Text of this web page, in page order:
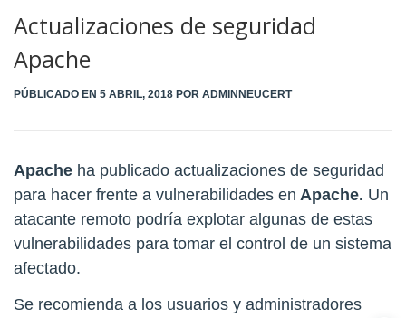
Actualizaciones de seguridad
Apache
PÚBLICADO EN 5 ABRIL, 2018 POR ADMINNEUCERT
Apache ha publicado actualizaciones de seguridad
para hacer frente a vulnerabilidades en Apache. Un
atacante remoto podría explotar algunas de estas
vulnerabilidades para tomar el control de un sistema
afectado.
Se recomienda a los usuarios y administradores